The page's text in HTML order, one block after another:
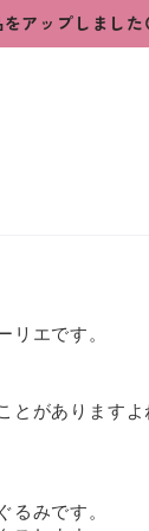
をアップしまし
リエです。
とがありますよ
るみです。